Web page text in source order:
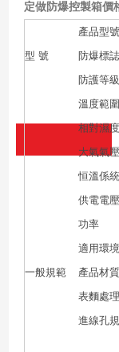
定做防爆控製箱價
型 號
產品型號
防爆標誌
防護等級
一般規範
溫度範圍
相對濕度
大氣氣壓
恒溫係統
供電電壓
功率
適用環境
產品材質
表麵處理
進線孔